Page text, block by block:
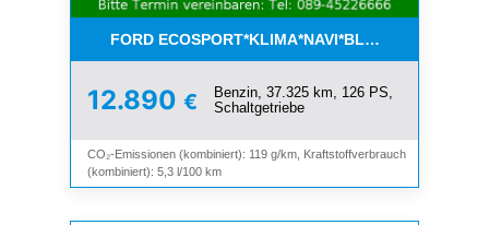
FORD
12.890 €
Benzin, 37.325 km, 126 PS,
Schaltgetriebe
CO₂-Emissionen (kombiniert): 119 g/km, Kraftstoffverbrauch
(kombiniert): 5,3 l/100 km